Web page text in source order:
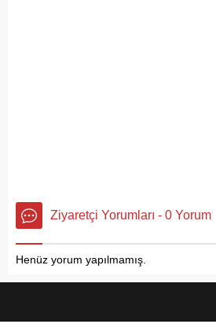
Ziyaretçi Yorumları - 0 Yorum
Henüz yorum yapılmamış.